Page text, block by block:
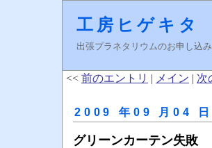
工房ヒゲキタ
出張プラネタリウムのお申し込
<< 前のエントリ | メイン | 次
2009 年09 月04 日
グリーンカーテン失敗